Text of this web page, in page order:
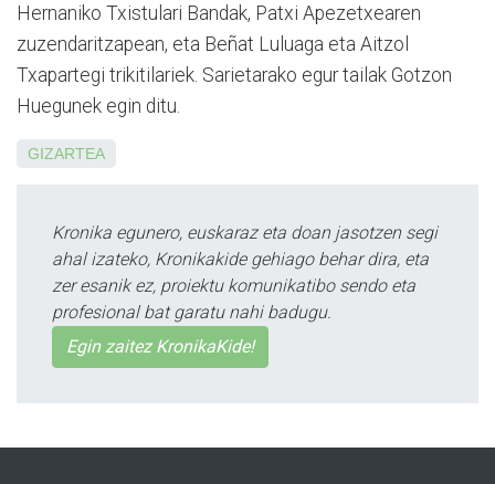
Hernaniko Txistulari Bandak, Patxi Apezetxearen
zuzendaritzapean, eta Beñat Luluaga eta Aitzol
Txapartegi trikitilariek. Sarietarako egur tailak Gotzon
Huegunek egin ditu.
GIZARTEA
Kronika egunero, euskaraz eta doan jasotzen segi
ahal izateko, Kronikakide gehiago behar dira, eta
zer esanik ez, proiektu komunikatibo sendo eta
profesional bat garatu nahi badugu.
Egin zaitez KronikaKide!